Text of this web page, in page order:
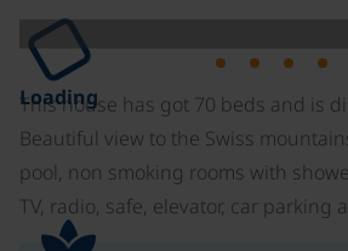
Loading
This house has got 70 beds and is
Beautiful view to the Swiss
pool, non smoking rooms with
TV, radio, safe, elevator, car parking